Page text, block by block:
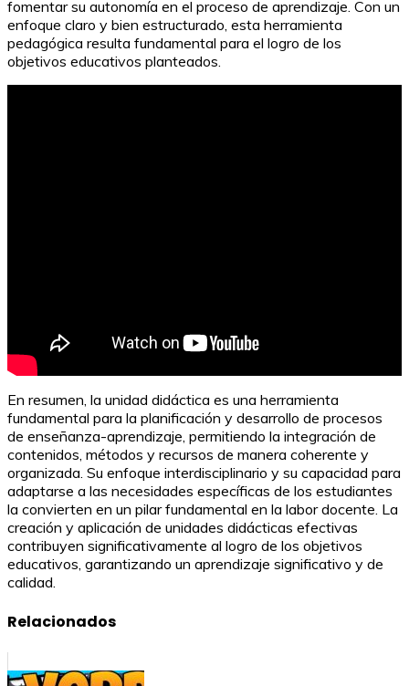
fomentar su autonomía en el proceso de aprendizaje. Con un
enfoque claro y bien estructurado, esta herramienta
pedagógica resulta fundamental para el logro de los
objetivos educativos planteados.
En resumen, la unidad didáctica es una herramienta
fundamental para la planificación y desarrollo de procesos
de enseñanza-aprendizaje, permitiendo la integración de
contenidos, métodos y recursos de manera coherente y
organizada. Su enfoque interdisciplinario y su capacidad para
adaptarse a las necesidades específicas de los estudiantes
la convierten en un pilar fundamental en la labor docente. La
creación y aplicación de unidades didácticas efectivas
contribuyen significativamente al logro de los objetivos
educativos, garantizando un aprendizaje significativo y de
calidad.
Relacionados